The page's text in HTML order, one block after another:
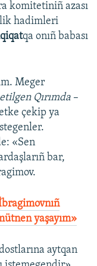
komitetiniñ azası
hadimleri
qa onıñ babası
Meger
Qırımda –
çekip ya
«Sen
bar,
yaşayım»
aytqan